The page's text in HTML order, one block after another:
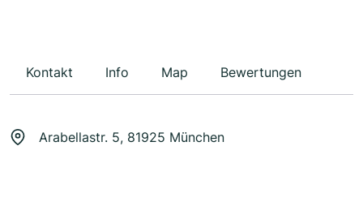
Kontakt Info Map Bewertungen
Arabellastr. 5, 81925 München